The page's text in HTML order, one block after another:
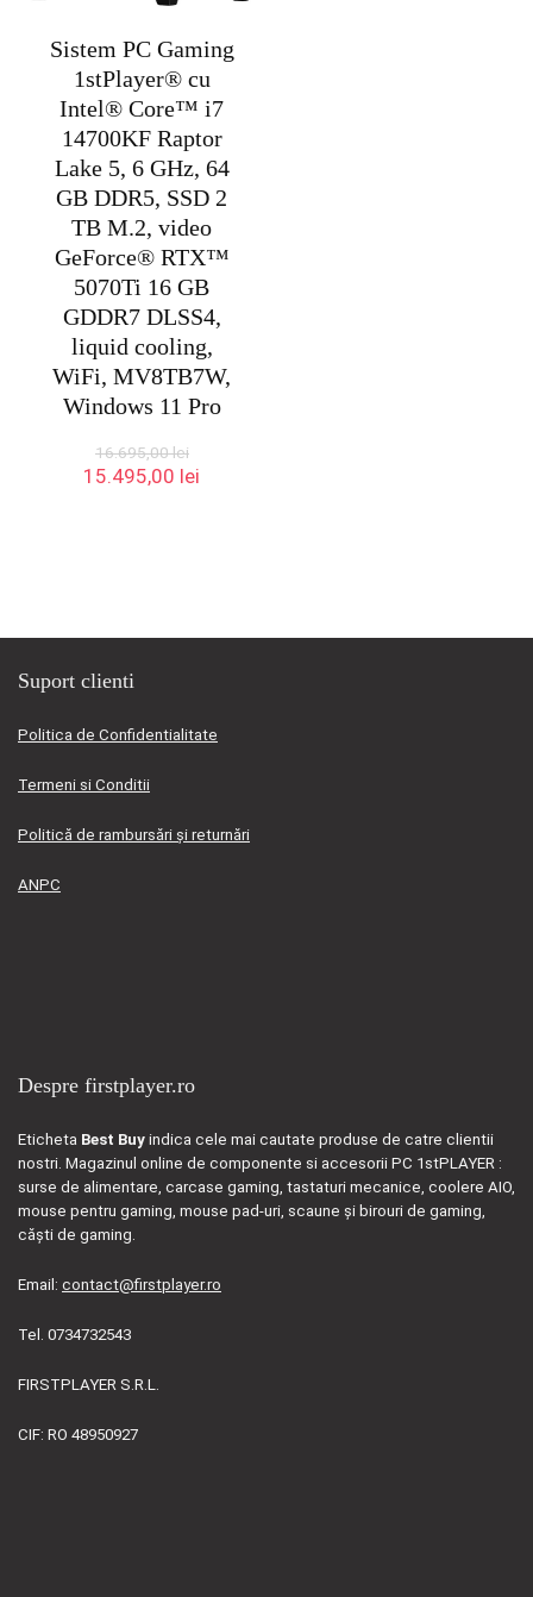
Sistem PC Gaming
1stPlayer® cu
Intel® Core™ i7
14700KF Raptor
Lake 5, 6 GHz, 64
GB DDR5, SSD 2
TB M.2, video
GeForce® RTX™
5070Ti 16 GB
GDDR7 DLSS4,
liquid cooling,
WiFi, MV8TB7W,
Windows 11 Pro
16.695,00lei
Prețul
15.495,00 lei
Suport clienti
Politica de Confidentialitate
Termeni si Conditii
Politică de rambursări și returnări
ANPC
Despre firstplayer.ro
Eticheta Best Buy indica cele mai cautate produse de catre clientii
nostri. Magazinul online de componente si accesorii PC 1stPLAYER :
surse de alimentare, carcase gaming, tastaturi mecanice, coolere AIO,
mouse pentru gaming, mouse pad-uri, scaune și birouri de gaming,
căști de gaming.
Email: contact@firstplayer.ro
Tel. 0734732543
FIRSTPLAYER S.R.L.
CIF: RO 48950927